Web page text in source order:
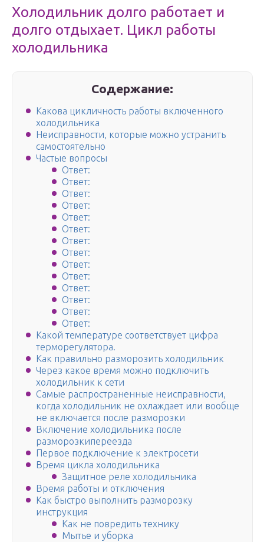
Холодильник долго работает и
долго отдыхает. Цикл работы
холодильника
Содержание:
Какова цикличность работы включенного
холодильника
Неисправности, которые можно устранить
самостоятельно
Частые вопросы
Ответ:
Ответ:
Ответ:
Ответ:
Ответ:
Ответ:
Ответ:
Ответ:
Ответ:
Ответ:
Ответ:
Ответ:
Ответ:
Ответ:
Какой температуре соответствует цифра
терморегулятора.
Как правильно разморозить холодильник
Через какое время можно подключить
холодильник к сети
Самые распространенные неисправности,
когда холодильник не охлаждает или вообще
не включается после разморозки
Включение холодильника после
разморозкипереезда
Первое подключение к электросети
Время цикла холодильника
Защитное реле холодильника
Время работы и отключения
Как быстро выполнить разморозку
инструкция
Как не повредить технику
Мытье и уборка